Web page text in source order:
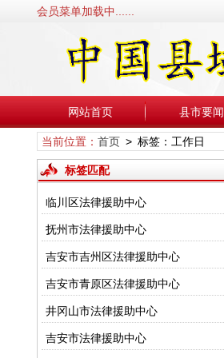
会员菜单加载中......
网站首页 县市要闻
当前位置： 首页> 标签：工作日
标签匹配
临川区法律援助中心
抚州市法律援助中心
吉安市吉州区法律援助中心
吉安市青原区法律援助中心
井冈山市法律援助中心
吉安市法律援助中心